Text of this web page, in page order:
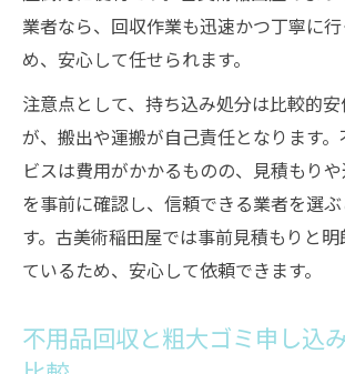
業者なら、回収作業も迅速かつ丁寧に
め、安心して任せられます。
注意点として、持ち込み処分は比較的
が、搬出や運搬が自己責任となります
ビスは費用がかかるものの、見積もり
を事前に確認し、信頼できる業者を選
す。古美術稲田屋では事前見積もりと
ているため、安心して依頼できます。
不用品回収と粗大ゴミ申し込